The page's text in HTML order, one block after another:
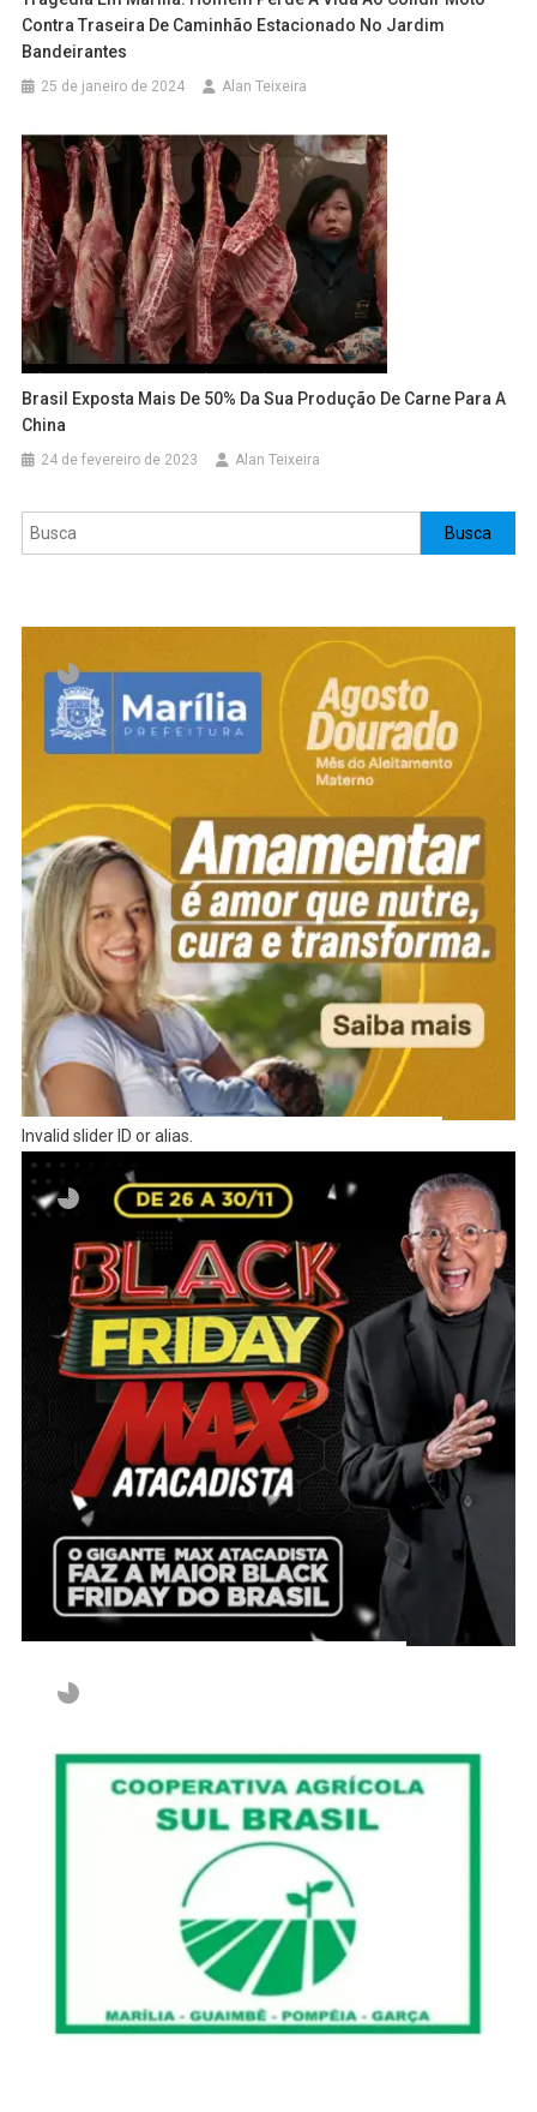
Contra Traseira De Caminhão Estacionado No Jardim
Bandeirantes
25 de janeiro de 2024 Alan Teixeira
Brasil Exposta Mais De 50% Da Sua Produção De Carne Para A
China
24 de fevereiro de 2023 Alan Teixeira
Pesquisar Busca
Invalid slider ID or alias.